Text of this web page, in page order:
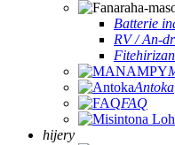
Batterie
RV / An-
Antoka
FAQ
hijery